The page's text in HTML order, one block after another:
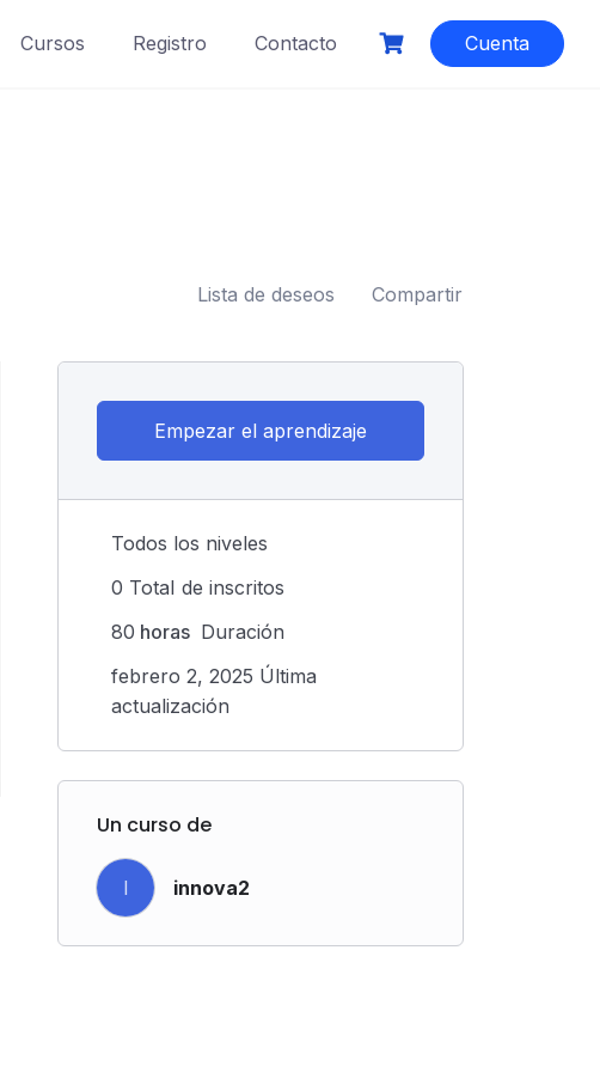
Cursos Registro Contacto Cuenta
Lista de deseos Compartir
Empezar el aprendizaje
Todos los niveles
0 TotaI de inscritos
80 horas Duración
febrero 2, 2025 Última
actualización
Un curso de
I innova2